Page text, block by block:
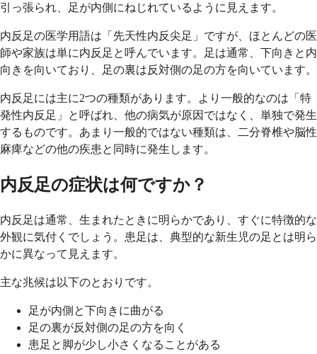
引っ張られ、足が内側にねじれているように見えます。
内反足の医学用語は「先天性内反尖足」ですが、ほとんどの医
師や家族は単に内反足と呼んでいます。足は通常、下向きと内
向きを向いており、足の裏は反対側の足の方を向いています。
内反足には主に2つの種類があります。より一般的なのは「特
発性内反足」と呼ばれ、他の病気が原因ではなく、単独で発生
するものです。あまり一般的ではない種類は、二分脊椎や脳性
麻痺などの他の疾患と同時に発生します。
内反足の症状は何ですか？
内反足は通常、生まれたときに明らかであり、すぐに特徴的な
外観に気付くでしょう。患足は、典型的な新生児の足とは明ら
かに異なって見えます。
主な兆候は以下のとおりです。
足が内側と下向きに曲がる
足の裏が反対側の足の方を向く
患足と脚が少し小さくなることがある